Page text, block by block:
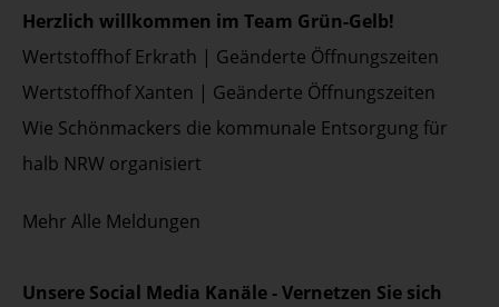
Herzlich willkommen im Team Grün-Gelb!
Wertstoffhof Erkrath | Geänderte Öffnungszeiten
Wertstoffhof Xanten | Geänderte Öffnungszeiten
Wie Schönmackers die kommunale Entsorgung für
halb NRW organisiert
Mehr Alle Meldungen
Unsere Social Media Kanäle - Vernetzen Sie sich